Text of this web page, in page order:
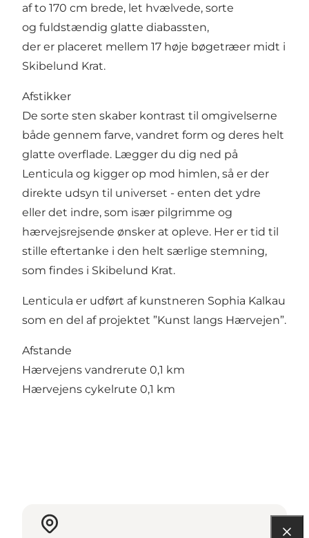
af to 170 cm brede, let hvælvede, sorte
og fuldstændig glatte diabassten,
der er placeret mellem 17 høje bøgetræer midt i
Skibelund Krat.
Afstikker
De sorte sten skaber kontrast til omgivelserne
både gennem farve, vandret form og deres helt
glatte overflade. Lægger du dig ned på
Lenticula og kigger op mod himlen, så er der
direkte udsyn til universet - enten det ydre
eller det indre, som især pilgrimme og
hærvejsrejsende ønsker at opleve. Her er tid til
stille eftertanke i den helt særlige stemning,
som findes i Skibelund Krat.
Lenticula er udført af kunstneren Sophia Kalkau
som en del af projektet ”Kunst langs Hærvejen”.
Afstande
Hærvejens vandrerute 0,1 km
Hærvejens cykelrute 0,1 km